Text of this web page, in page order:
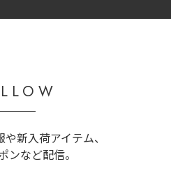
新入荷アイテム、
ンなど配信。